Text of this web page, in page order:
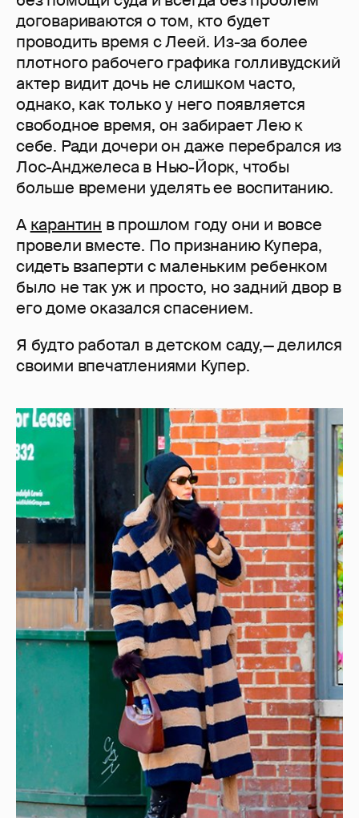
договариваются о том, кто будет
проводить время с Леей. Из-за более
плотного рабочего графика голливудский
актер видит дочь не слишком часто,
однако, как только у него появляется
свободное время, он забирает Лею к
себе. Ради дочери он даже перебрался из
Лос-Анджелеса в Нью-Йорк, чтобы
больше времени уделять ее воспитанию.
Акарантин в прошлом году они и вовсе
провели вместе. По признанию Купера,
сидеть взаперти с маленьким ребенком
было не так уж и просто, но задний двор в
его доме оказался спасением.
Я будто работал в детском саду,— делился
своими впечатлениями Купер.